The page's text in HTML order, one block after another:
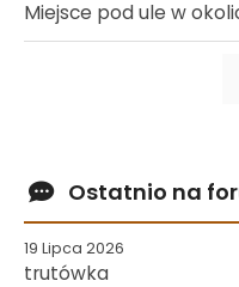
Miejsce pod ule w
Ostatnio na
19 Lipca 2026
trutówka